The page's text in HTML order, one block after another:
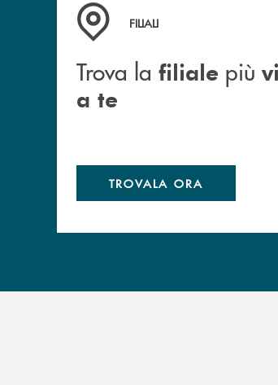
Trova la filiale più vicina a te
FILIALI
Trova la filiale più
a te
TROVALA ORA